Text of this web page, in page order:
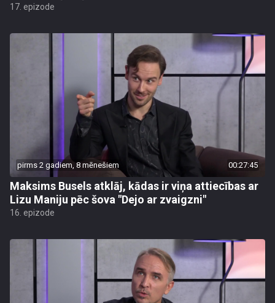
17. epizode
pirms 2 gadiem, 8 mēnešiem 00:27:45
Maksims Busels atklāj, kādas ir viņa attiecības ar
Lizu Maniju pēc šova "Dejo ar zvaigzni"
16. epizode